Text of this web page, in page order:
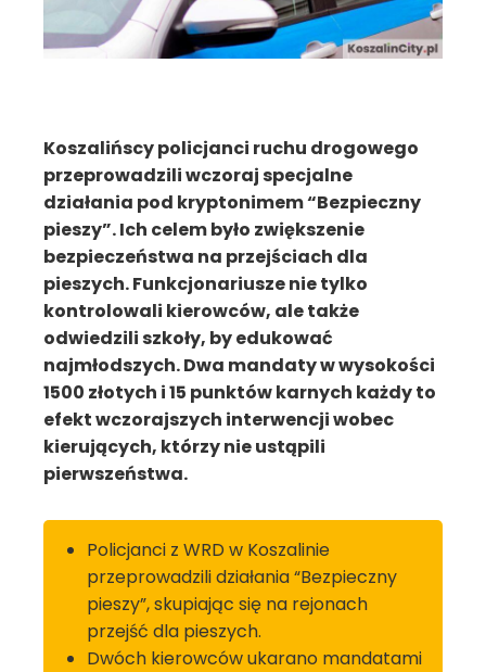
Koszalińscy policjanci ruchu drogowego
przeprowadzili wczoraj specjalne
działania pod kryptonimem “Bezpieczny
pieszy”. Ich celem było zwiększenie
bezpieczeństwa na przejściach dla
pieszych. Funkcjonariusze nie tylko
kontrolowali kierowców, ale także
odwiedzili szkoły, by edukować
najmłodszych. Dwa mandaty w wysokości
1500 złotych i 15 punktów karnych każdy to
efekt wczorajszych interwencji wobec
kierujących, którzy nie ustąpili
pierwszeństwa.
Policjanci z WRD w Koszalinie
przeprowadzili działania “Bezpieczny
pieszy”, skupiając się na rejonach
przejść dla pieszych.
Dwóch kierowców ukarano mandatami